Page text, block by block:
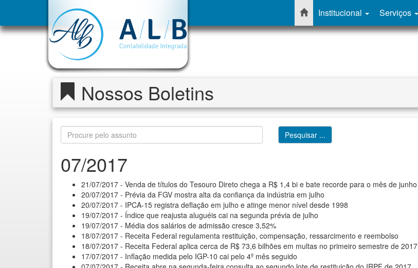
Institucional Serviços
Nossos Boletins
07/2017
21/07/2017 - Venda de títulos do Tesouro Direto chega a R$ 1,4 bi e bate recorde para o mês de junho
20/07/2017 - Prévia da FGV mostra alta da confiança da indústria em julho
20/07/2017 - IPCA-15 registra deflação em julho e atinge menor nível desde 1998
19/07/2017 - Índice que reajusta aluguéis cai na segunda prévia de julho
19/07/2017 - Média dos salários de admissão cresce 3,52%
18/07/2017 - Receita Federal regulamenta restituição, compensação, ressarcimento e reembolso
18/07/2017 - Receita Federal aplica cerca de R$ 73,6 bilhões em multas no primeiro semestre de 2017
17/07/2017 - Inflação medida pelo IGP-10 cai pelo 4º mês seguido